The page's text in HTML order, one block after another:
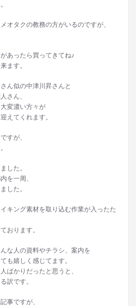
オタクの教務の方がいるのですが、
あったら買ってきてね♪
ます。
ん似の中津川昇さんと
さん、
変濃い方々が
えてくれます。
すが、
した。
を一周、
した。
キング素材を取り込む作業が入ったた
おります。
な人の資料やチラシ、案内を
も嬉しく感じてます。
ばかりだったと思うと、
訳です。
事ですが、